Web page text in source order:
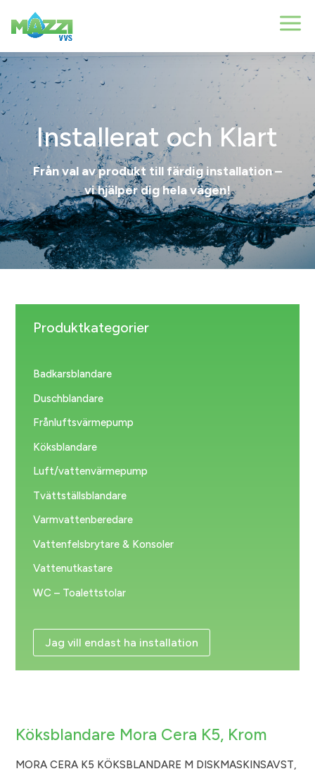
Installerat och Klart
Från val av produkt till färdig installation –
vi hjälper dig hela vägen!
Produktkategorier
Badkarsblandare
Duschblandare
Frånluftsvärmepump
Köksblandare
Luft/vattenvärmepump
Tvättställsblandare
Varmvattenberedare
Vattenfelsbrytare & Konsoler
Vattenutkastare
WC – Toalettstolar
Jag vill endast ha installation
Köksblandare Mora Cera K5, Krom
MORA CERA K5 KÖKSBLANDARE M DISKMASKINSAVST,